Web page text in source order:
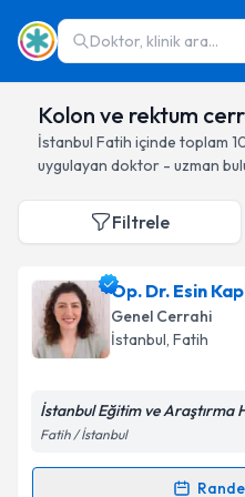
Doktor, klinik ara...
Kolon ve rektum
İstanbul Fatih içinde toplam
uygulayan doktor - uzman
Filtrele
Op. Dr. Esin
Genel Cerrahi
İstanbul, Fatih
İstanbul Eğitim ve Araştırma
Fatih / İstanbul